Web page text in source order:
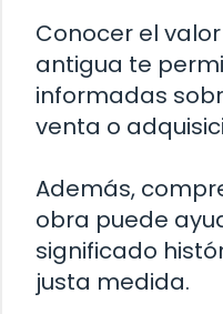
Conocer el
antigua te
informadas
venta o
Además,
obra puede
significado
justa medida.